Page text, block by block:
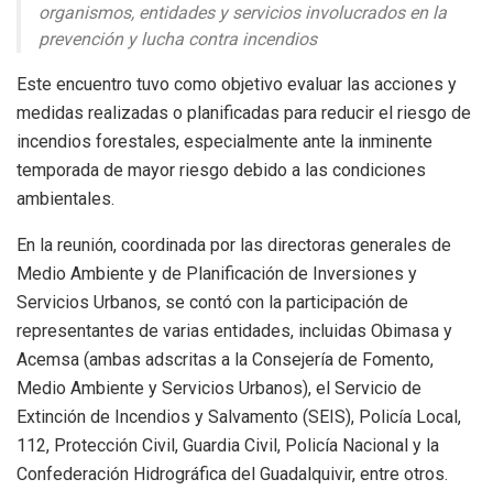
organismos, entidades y servicios involucrados en la
prevención y lucha contra incendios
Este encuentro tuvo como objetivo evaluar las acciones y
medidas realizadas o planificadas para reducir el riesgo de
incendios forestales, especialmente ante la inminente
temporada de mayor riesgo debido a las condiciones
ambientales.
En la reunión, coordinada por las directoras generales de
Medio Ambiente y de Planificación de Inversiones y
Servicios Urbanos, se contó con la participación de
representantes de varias entidades, incluidas Obimasa y
Acemsa (ambas adscritas a la Consejería de Fomento,
Medio Ambiente y Servicios Urbanos), el Servicio de
Extinción de Incendios y Salvamento (SEIS), Policía Local,
112, Protección Civil, Guardia Civil, Policía Nacional y la
Confederación Hidrográfica del Guadalquivir, entre otros.